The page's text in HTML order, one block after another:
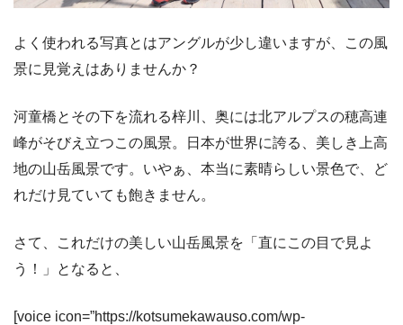
よく使われる写真とはアングルが少し違いますが、この風
景に見覚えはありませんか？
河童橋とその下を流れる梓川、奥には北アルプスの穂高連
峰がそびえ立つこの風景。日本が世界に誇る、美しき上高
地の山岳風景です。いやぁ、本当に素晴らしい景色で、ど
れだけ見ていても飽きません。
さて、これだけの美しい山岳風景を「直にこの目で見よ
う！」となると、
[voice icon=”https://kotsumekawauso.com/wp-